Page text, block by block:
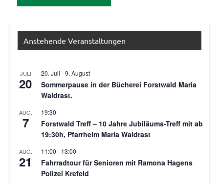
Anstehende Veranstaltungen
JULI
20
20. Juli -9. August
Sommerpause in der Bücherei Forstwald Maria
Waldrast.
AUG.
7
19:30
Forstwald Treff – 10 Jahre Jubiläums-Treff mit ab
19:30h, Pfarrheim Maria Waldrast
AUG.
21
11:00 - 13:00
Fahrradtour für Senioren mit Ramona Hagens
Polizei Krefeld